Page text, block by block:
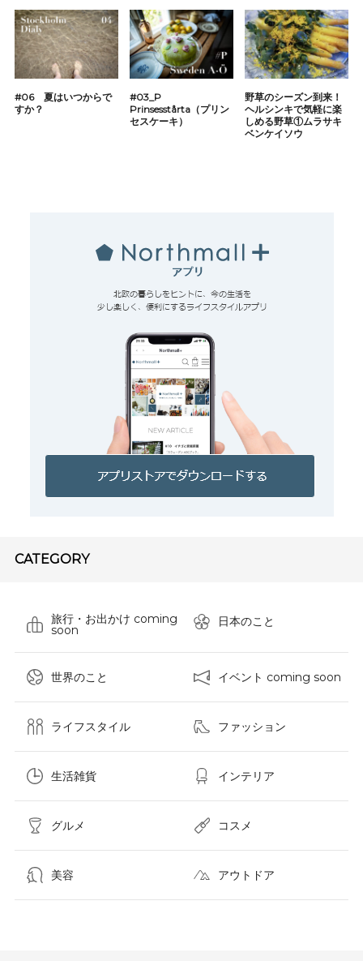
#06 夏はいつからで
すか？
#03_P
Prinsesstårta（プリン
セスケーキ）
野草のシーズン到来！
ヘルシンキで気軽に楽
しめる野草①ムラサキ
ベンケイソウ
CATEGORY
旅行・お出かけ coming
soon
日本のこと
世界のこと イベント coming soon
ライフスタイル ファッション
生活雑貨 インテリア
グルメ コスメ​
美容 アウトドア